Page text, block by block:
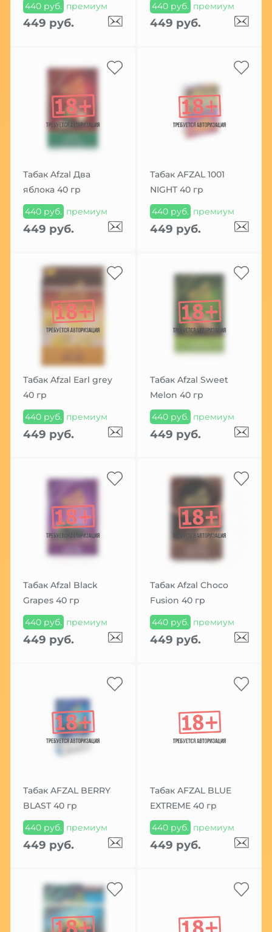
440 руб. премиум
449 руб.
440 руб. премиум
449 руб.
Табак Afzal Два
яблока 40 гр
440 руб. премиум
449 руб.
Табак AFZAL 1001
NIGHT 40 гр
440 руб. премиум
449 руб.
Табак Afzal Earl grey
40 гр
440 руб. премиум
449 руб.
Табак Afzal Sweet
Melon 40 гр
440 руб. премиум
449 руб.
Табак Afzal Black
Grapes 40 гр
440 руб. премиум
449 руб.
Табак Afzal Choco
Fusion 40 гр
440 руб. премиум
449 руб.
Табак AFZAL BERRY
BLAST 40 гр
440 руб. премиум
449 руб.
Табак AFZAL BLUE
EXTREME 40 гр
440 руб. премиум
449 руб.